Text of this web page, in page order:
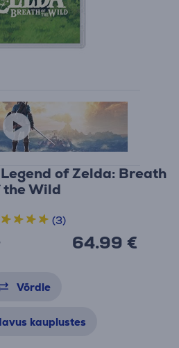
of Zelda: Breath
the Wild
64.99 €
(3)
Võrdle
kauplustes